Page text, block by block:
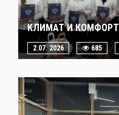
КЛИМАТ И КОМФОРТ
2.07. 2026 685